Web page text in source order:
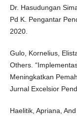
Dr. Hasudungan
Pd K. Pengantar
2020.
Gulo, Kornelius,
Others.
Meningkatkan
Jurnal Excelsior
Haelitik, Apriana,